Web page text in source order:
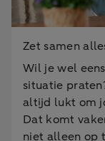
Zet samen
Wil je wel
situatie
altijd lukt om
Dat komt
niet alleen op